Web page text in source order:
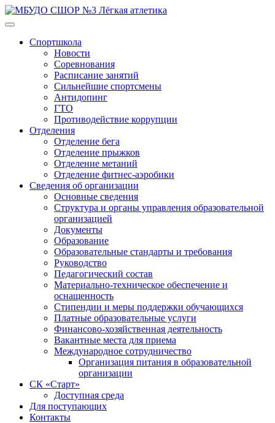
Спортшкола
Новости
Соревнования
Расписание занятий
Сильнейшие спортсмены
Антидопинг
ГТО
Противодействие коррупции
Отделения
Отделение бега
Отделение прыжков
Отделение метаний
Отделение фитнес-аэробики
Сведения об организации
Основные сведения
Структура и органы управления образовательной
организацией
Документы
Образование
Образовательные стандарты и требования
Руководство
Педагогический состав
Материально-техническое обеспечение и
оснащенность
Стипендии и меры поддержки обучающихся
Платные образовательные услуги
Финансово-хозяйственная деятельность
Вакантные места для приема
Международное сотрудничество
Организация питания в образовательной
организации
СК «Старт»
Доступная среда
Для поступающих
Контакты